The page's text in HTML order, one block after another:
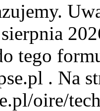
sierpnia
tego
. Na
oire/